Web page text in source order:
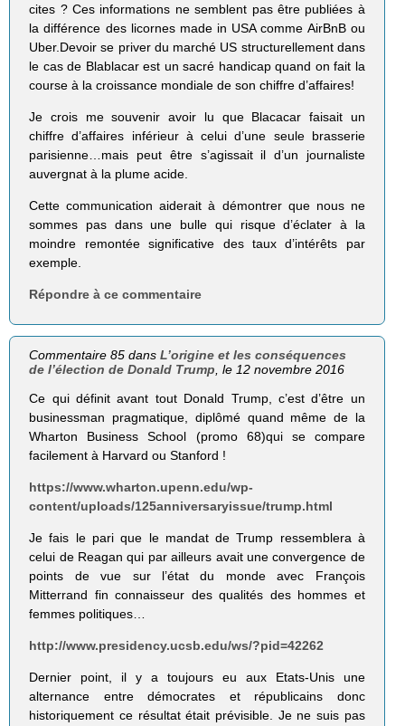
cites ? Ces informations ne semblent pas être publiées à
la différence des licornes made in USA comme AirBnB ou
Uber.Devoir se priver du marché US structurellement dans
le cas de Blablacar est un sacré handicap quand on fait la
course à la croissance mondiale de son chiffre d’affaires!
Je crois me souvenir avoir lu que Blacacar faisait un
chiffre d’affaires inférieur à celui d’une seule brasserie
parisienne…mais peut être s’agissait il d’un journaliste
auvergnat à la plume acide.
Cette communication aiderait à démontrer que nous ne
sommes pas dans une bulle qui risque d’éclater à la
moindre remontée significative des taux d’intérêts par
exemple.
Répondre à ce commentaire
Commentaire 85 dansL’origine et les conséquences
de l’élection de Donald Trump , le 12 novembre 2016
Ce qui définit avant tout Donald Trump, c’est d’être un
businessman pragmatique, diplômé quand même de la
Wharton Business School (promo 68)qui se compare
facilement à Harvard ou Stanford !
https://www.wharton.upenn.edu/wp-
content/uploads/125anniversaryissue/trump.html
Je fais le pari que le mandat de Trump ressemblera à
celui de Reagan qui par ailleurs avait une convergence de
points de vue sur l’état du monde avec François
Mitterrand fin connaisseur des qualités des hommes et
femmes politiques…
http://www.presidency.ucsb.edu/ws/?pid=42262
Dernier point, il y a toujours eu aux Etats-Unis une
alternance entre démocrates et républicains donc
historiquement ce résultat était prévisible. Je ne suis pas